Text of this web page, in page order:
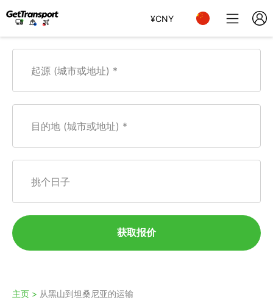
¥CNY
起源 (城市或地址)
目的地 (城市或地址)
挑个日子
获取报价
主页 > 从黑山到坦桑尼亚的运输